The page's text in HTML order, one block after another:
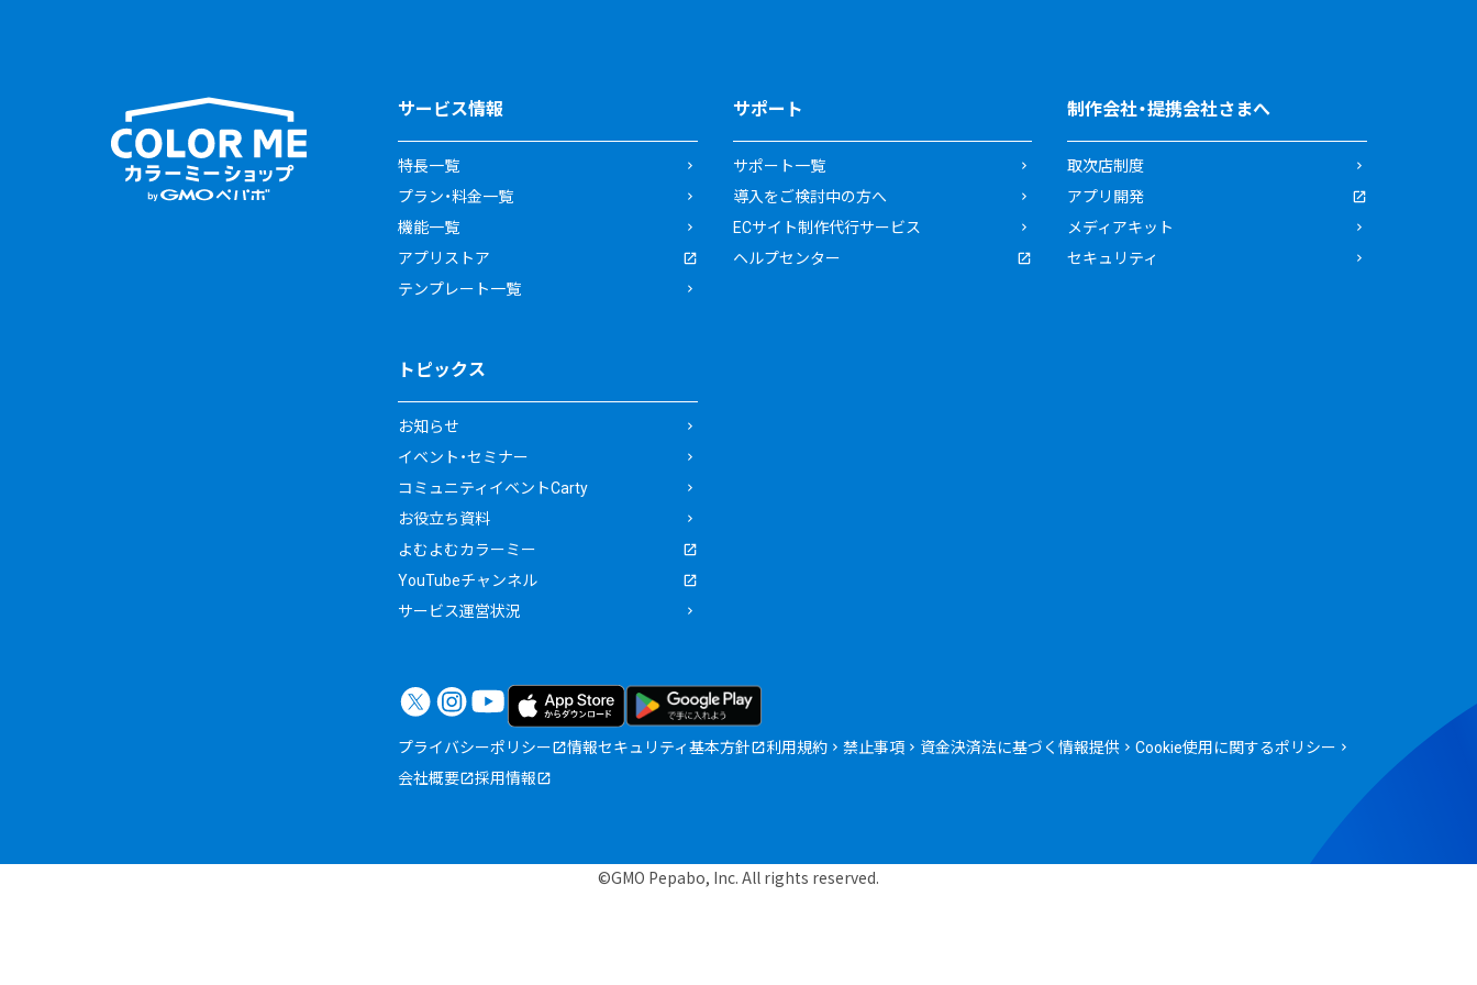
サービス情報
特長一覧
プラン・料金一覧
機能一覧
アプリストア
テンプレート一覧
サポート
サポート一覧
導入をご検討中の方へ
ECサイト制作代行サービス
ヘルプセンター
制作会社・提携会社さまへ
取次店制度
アプリ開発
メディアキット
セキュリティ
トピックス
お知らせ
イベント・セミナー
コミュニティイベントCarty
お役立ち資料
よむよむカラーミー
YouTubeチャンネル
サービス運営状況
プライバシーポリシー 情報セキュリティ基本方針 利用規約 禁止事項 資金決済法に基づく情報提供
Cookie使用に関するポリシー
会社概要
採用情報
©GMO Pepabo, Inc. All rights reserved.